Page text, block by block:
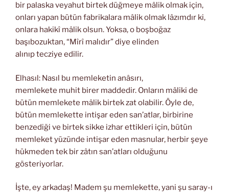
bir palaska veyahut birtek düğmeye mâlik olmak için,
onları yapan bütün fabrikalara mâlik olmak lâzımdır ki,
onlara hakikî mâlik olsun. Yoksa, o boşboğaz
başıbozuktan, “Mîrî malıdır” diye elinden
alınıp tecziye edilir.
Elhasıl: Nasıl bu memleketin anâsırı,
memlekete muhit birer maddedir. Onların mâliki de
bütün memlekete mâlik birtek zat olabilir. Öyle de,
bütün memlekette intişar eden san’atlar, birbirine
benzediği ve birtek sikke izhar ettikleri için, bütün
memleket yüzünde intişar eden masnular, herbir şeye
hükmeden tek bir zâtın san’atları olduğunu
gösteriyorlar.
İşte, ey arkadaş! Madem şu memlekette, yani şu saray-ı